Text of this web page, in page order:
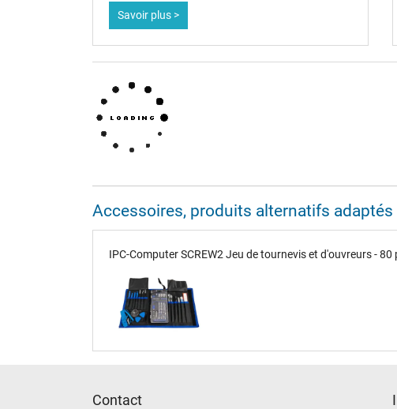
Savoir plus >
Accessoires, produits alternatifs
IPC-Computer SCREW2 Jeu de tournevis et d'ouvreurs - 80
Contact